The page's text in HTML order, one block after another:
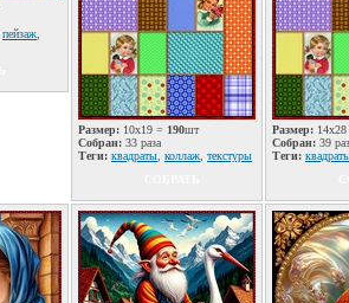
пейзаж
Размер: 10x19 = 190шт
Собран: 33 раза
Теги: квадраты коллаж текстуры
Размер:
Собран: 39 раз
Теги: